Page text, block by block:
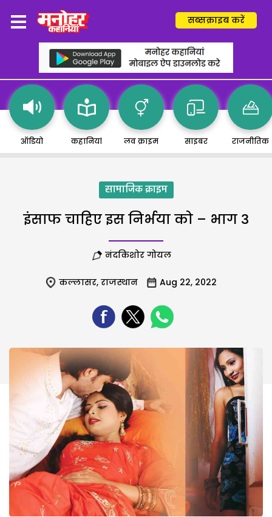
सब्सक्राइब करें
ऑडियो कहानियां लव क्राइम साइबर राजनीतिक
सामाजिक क्राइम
इंसाफ चाहिए इस निर्भया को – भाग 3
नंदकिशोर गोयल
कल्लासर, राजस्थान Aug 22, 2022